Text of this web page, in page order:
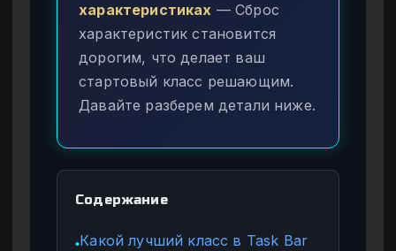
характеристиках — Сброс
характеристик становится
дорогим, что делает ваш
стартовый класс решающим.
Давайте разберем детали ниже.
Содержание
●Какой лучший класс в Task Bar